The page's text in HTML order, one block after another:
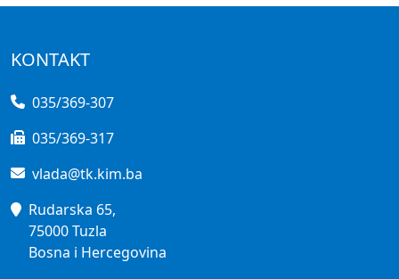
KONTAKT
035/369-307
035/369-317
vlada@tk.kim.ba
Rudarska 65,
75000 Tuzla
Bosna i Hercegovina